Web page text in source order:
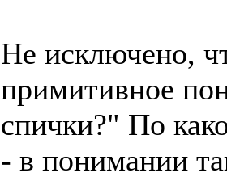
Не исключено,
примитивное
спички?" По
- в понимании